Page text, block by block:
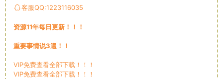
客服QQ:1223116035
资源11年每日更新！！！
重要事情说3遍！！
VIP免费查看全部下载！！！
VIP免费查看全部下载！！！